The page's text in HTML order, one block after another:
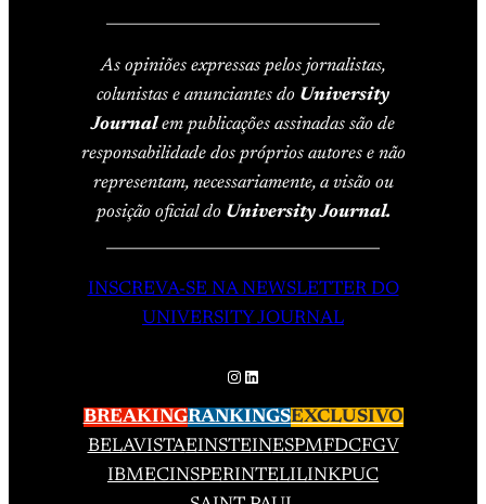
As opiniões expressas pelos jornalistas,
colunistas e anunciantes do University
Journalem publicações assinadas são de
responsabilidade dos próprios autores e não
representam, necessariamente, a visão ou
posição oficial do University Journal.
INSCREVA-SE NA NEWSLETTER DO
UNIVERSITY JOURNAL
Instagram
LinkedIn
BREAKINGRANKINGSEXCLUSIVO
BELAVISTAEINSTEINESPMFDCFGV
IBMECINSPERINTELILINKPUC